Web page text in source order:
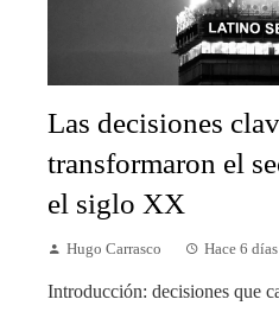
Las decisiones
transformaron el
el siglo XX
Hugo Carrasco Hace 6 días
Introducción: decisiones que